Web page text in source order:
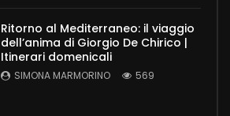
Ritorno al Mediterraneo: il viaggio
dell’anima di Giorgio De Chirico |
Itinerari domenicali
SIMONA MARMORINO 569